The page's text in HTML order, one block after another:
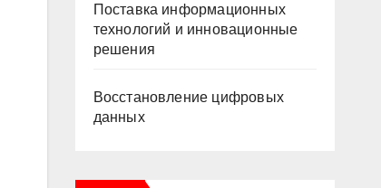
Поставка информационных
технологий и инновационные
решения
Восстановление цифровых
данных